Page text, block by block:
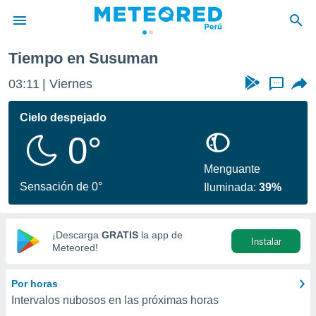
de
ha sido
calidad.
a este
las
y
digital
basada
Tiempo en Susuman
03:11 Viernes ...
Cielo despejado
0°
Sensación de 0°
Menguante
Iluminada:39%
¡Descarga GRATIS la app de
Meteored!
Instalar
Por horas
Intervalos nubosos en las próximas horas